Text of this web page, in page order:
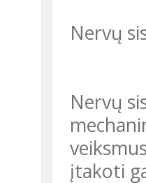
Nervų
Nervų
įtakoti